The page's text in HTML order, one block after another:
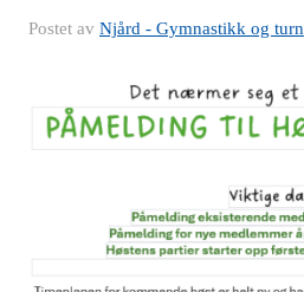
Postet av Njård - Gymnastikk og turn